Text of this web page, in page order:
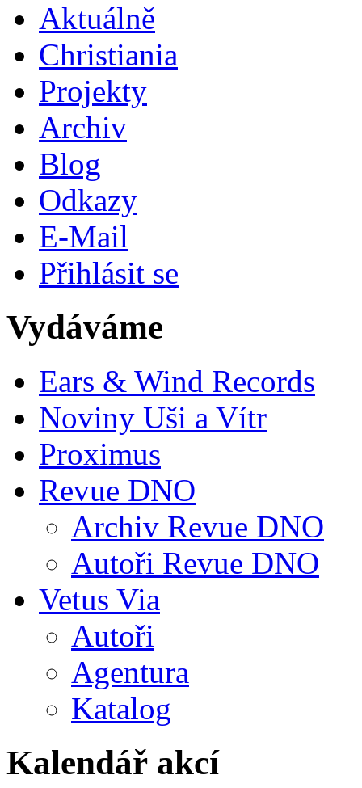
Aktuálně
Christiania
Projekty
Archiv
Blog
Odkazy
E-Mail
Přihlásit se
Vydáváme
Ears & Wind Records
Noviny Uši a Vítr
Proximus
Revue DNO
Archiv Revue DNO
Autoři Revue DNO
Vetus Via
Autoři
Agentura
Katalog
Kalendář akcí